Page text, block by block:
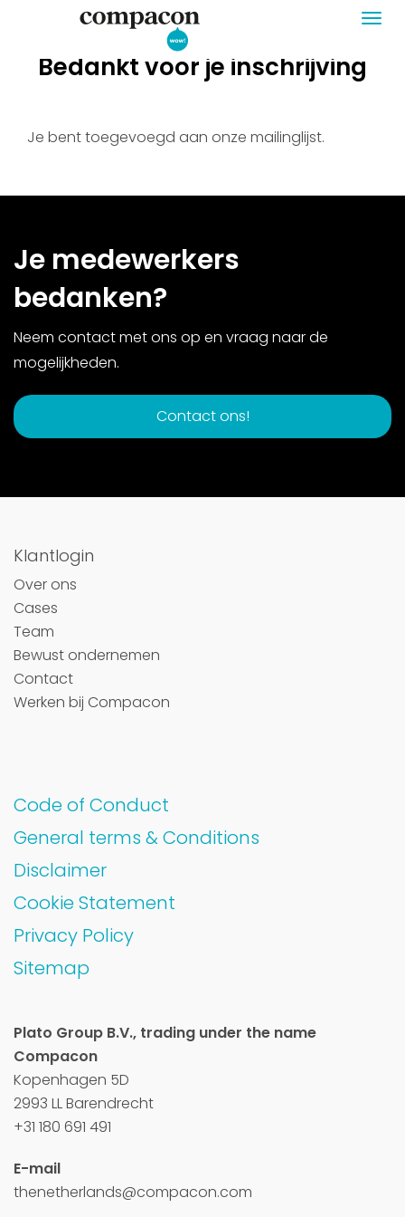
Bedankt voor je inschrijving
Je bent toegevoegd aan onze mailinglijst.
Je medewerkers
bedanken?
Neem contact met ons op en vraag naar de
mogelijkheden.
Contact ons!
Klantlogin
Over ons
Cases
Team
Bewust ondernemen
Contact
Werken bij Compacon
Code of Conduct
General terms & Conditions
Disclaimer
Cookie Statement
Privacy Policy
Sitemap
Plato Group B.V., trading under the name
Compacon
Kopenhagen 5D
2993 LL Barendrecht
+31 180 691 491
E-mail
thenetherlands@compacon.com